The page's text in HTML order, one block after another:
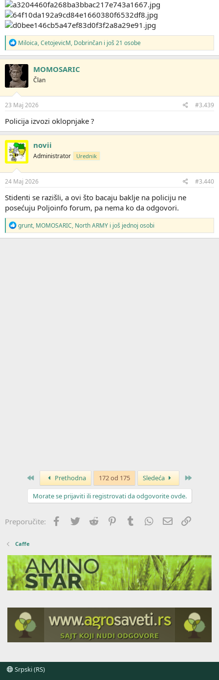
R
e
a
g
o
v
a
n
j
:
Miloica,CetojevicM, Dobrinčan i još 21 osobe
MOMOSARIC
Član
23 Maj 2026 #3.439
Policija izvozi oklopnjake ?
novii
Administrator Urednik
24 Maj 2026 #3.440
Stidenti se razišli, a ovi što bacaju baklje na policiju ne
posećuju Poljoinfo forum, pa nema ko da odgovori.
R
e
a
grunt, MOMOSARIC, North ARMY i još jednoj osobi
Prvo Prethodna 172 od 175 Sledeća
Morate se prijaviti ili registrovati da odgovorite ovde.
Preporučite: Facebook
Twitter Reddit PinterestTumblr WhatsApp
Imejl
Caffe
Srpski (RS)